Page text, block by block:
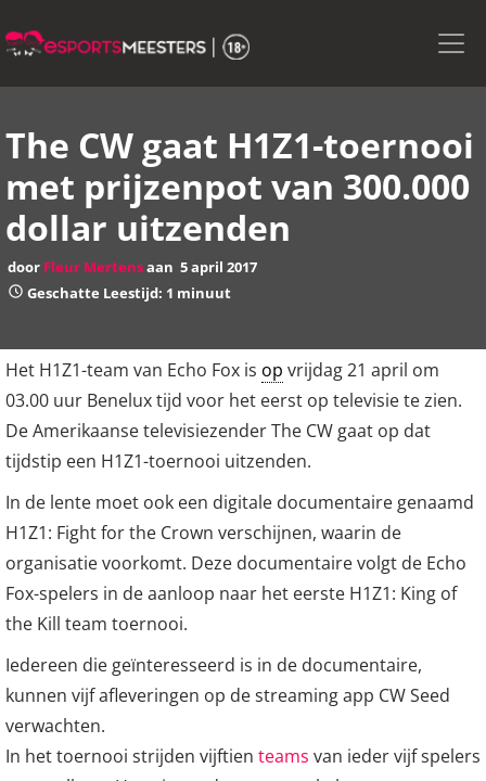
to
The CW gaat H1Z1-toernooi
met prijzenpot van 300.000
dollar uitzenden
door Fleur Mertensaan 5 april 2017
Geschatte Leestijd: 1 minuut
Het H1Z1-team van Echo Fox is op vrijdag 21 april om
03.00 uur Benelux tijd voor het eerst op televisie te zien.
De Amerikaanse televisiezender The CW gaat op dat
tijdstip een H1Z1-toernooi uitzenden.
In de lente moet ook een digitale documentaire genaamd
H1Z1: Fight for the Crown verschijnen, waarin de
organisatie voorkomt. Deze documentaire volgt de Echo
Fox-spelers in de aanloop naar het eerste H1Z1: King of
the Kill team toernooi.
Iedereen die geïnteresseerd is in de documentaire,
kunnen vijf afleveringen op de streaming app CW Seed
verwachten.
In het toernooi strijden vijftien teams van ieder vijf spelers